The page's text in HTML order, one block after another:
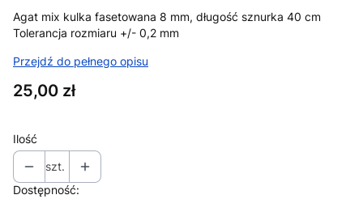
Agat mix kulka fasetowana 8 mm, długość sznurka 40 cm
Tolerancja rozmiaru +/- 0,2 mm
Przejdź do pełnego opisu
Cena
25,00 zł
Ilość
szt.
Dostępność: